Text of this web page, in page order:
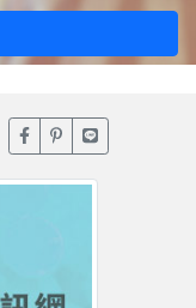
臉書分享(另開新視窗)
噗浪分享(另開新
Line分享(另